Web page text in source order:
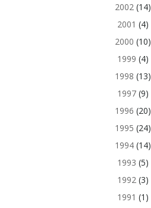
2002(14)
2001 (4)
2000 (10)
1999 (4)
1998 (13)
1997(9)
1996 (20)
1995 (24)
1994(14)
1993 (5)
1992(3)
1991 (1)